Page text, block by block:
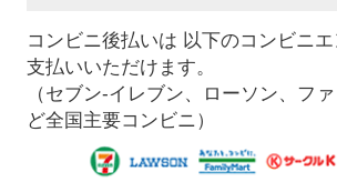
コンビニ後払いは 以下のコンビニ
支払いいただけます。
（セブン-イレブン、ローソン、フ
ど全国主要コンビニ）